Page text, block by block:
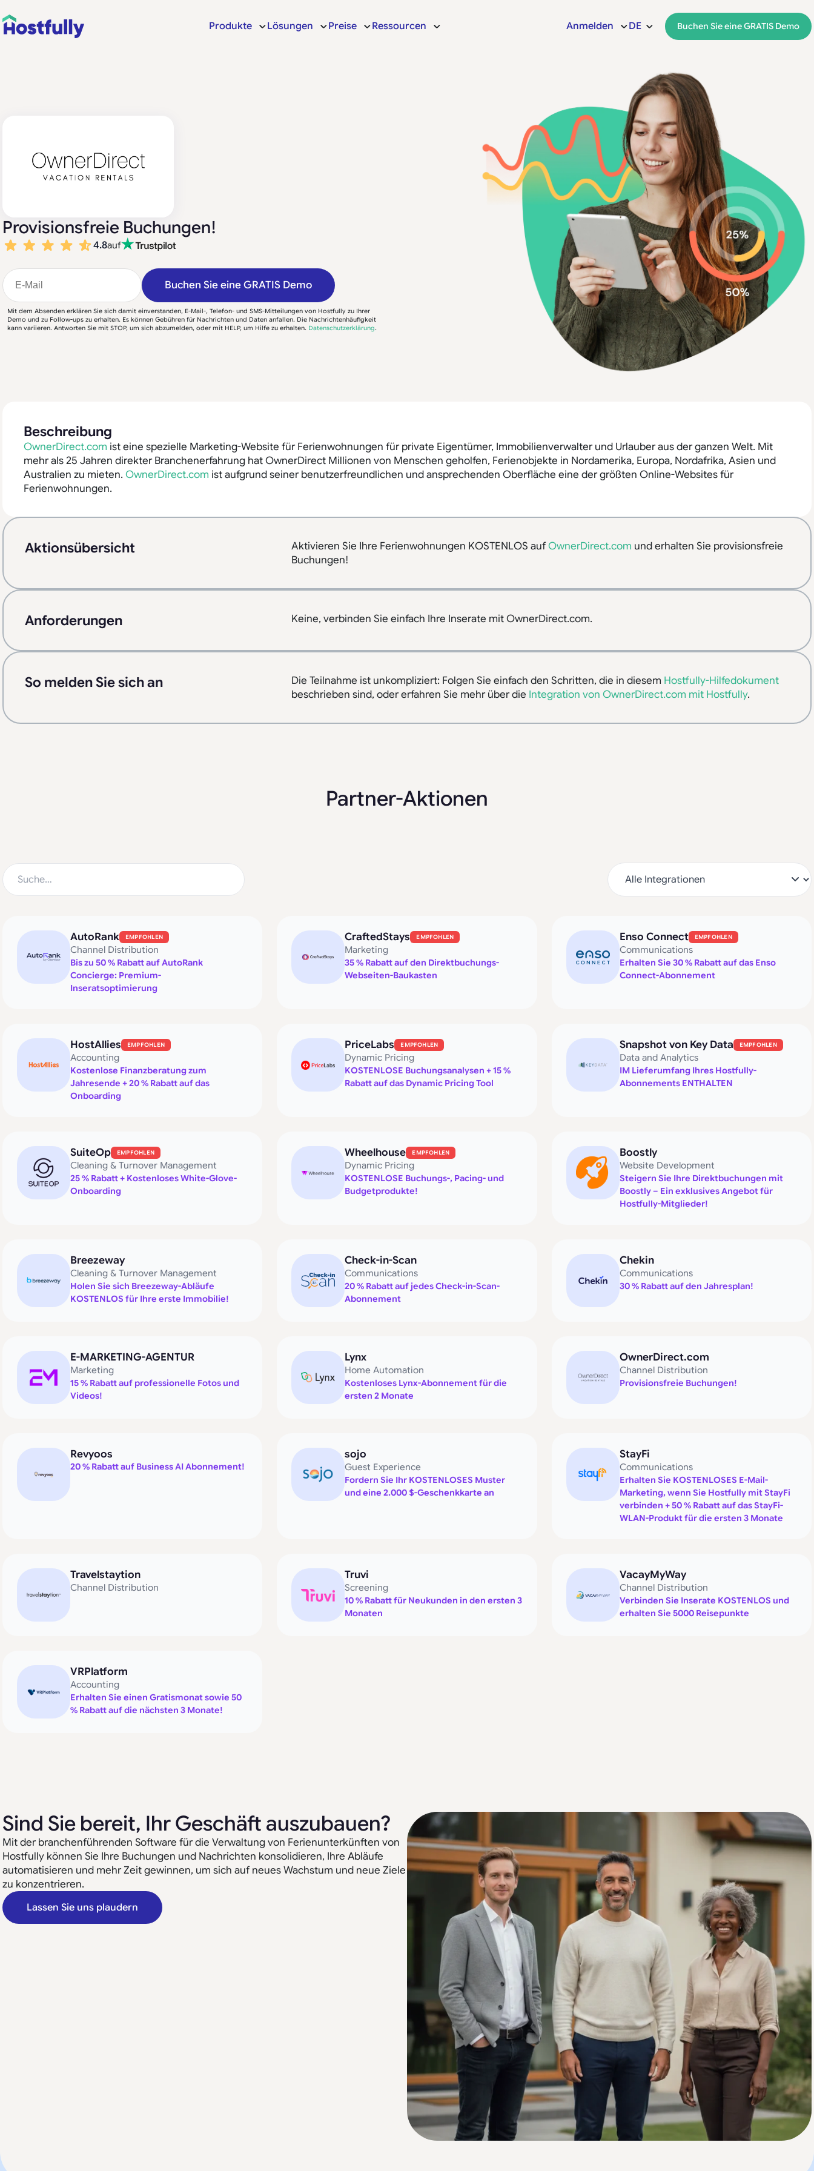
Produkte Lösungen Preise Ressourcen Anmelden DE Buchen Sie eine GRATIS Demo
Provisionsfreie Buchungen!
4.8auf
Buchen Sie eine GRATIS Demo
Mit dem Absenden erklären Sie sich damit einverstanden, E-Mail-, Telefon- und SMS-Mitteilungen von Hostfully zu Ihrer
Demo und zu Follow-ups zu erhalten. Es können Gebühren für Nachrichten und Daten anfallen. Die Nachrichtenhäufigkeit
kann variieren. Antworten Sie mit STOP, um sich abzumelden, oder mit HELP, um Hilfe zu erhalten. Datenschutzerklärung.
Beschreibung
OwnerDirect.com ist eine spezielle Marketing-Website für Ferienwohnungen für private Eigentümer, Immobilienverwalter und Urlauber aus der ganzen Welt. Mit
mehr als 25 Jahren direkter Branchenerfahrung hat OwnerDirect Millionen von Menschen geholfen, Ferienobjekte in Nordamerika, Europa, Nordafrika, Asien und
Australien zu mieten. OwnerDirect.com ist aufgrund seiner benutzerfreundlichen und ansprechenden Oberfläche eine der größten Online-Websites für
Ferienwohnungen.
Aktionsübersicht Aktivieren Sie Ihre Ferienwohnungen KOSTENLOS aufOwnerDirect.com und erhalten Sie provisionsfreie
Buchungen!
Anforderungen Keine, verbinden Sie einfach Ihre Inserate mit OwnerDirect.com.
So melden Sie sich an Die Teilnahme ist unkompliziert: Folgen Sie einfach den Schritten, die in diesem Hostfully-Hilfedokument
beschrieben sind, oder erfahren Sie mehr über die Integration von OwnerDirect.com mit Hostfully.
Partner-Aktionen
AutoRank EMPFOHLEN
Channel Distribution
Bis zu 50 % Rabatt auf AutoRank
Concierge: Premium-
Inseratsoptimierung
CraftedStays EMPFOHLEN
Marketing
35 % Rabatt auf den Direktbuchungs-
Webseiten-Baukasten
Enso Connect EMPFOHLEN
Communications
Erhalten Sie 30 % Rabatt auf das Enso
Connect-Abonnement
HostAllies EMPFOHLEN
Accounting
Kostenlose Finanzberatung zum
Jahresende + 20 % Rabatt auf das
Onboarding
PriceLabs EMPFOHLEN
Dynamic Pricing
KOSTENLOSE Buchungsanalysen + 15 %
Rabatt auf das Dynamic Pricing Tool
Snapshot von Key Data EMPFOHLEN
Data and Analytics
IM Lieferumfang Ihres Hostfully-
Abonnements ENTHALTEN
SuiteOp EMPFOHLEN
Cleaning & Turnover Management
25 % Rabatt + Kostenloses White-Glove-
Onboarding
Wheelhouse EMPFOHLEN
Dynamic Pricing
KOSTENLOSE Buchungs-, Pacing- und
Budgetprodukte!
Boostly
Website Development
Steigern Sie Ihre Direktbuchungen mit
Boostly – Ein exklusives Angebot für
Hostfully-Mitglieder!
Breezeway
Cleaning & Turnover Management
Holen Sie sich Breezeway-Abläufe
KOSTENLOS für Ihre erste Immobilie!
Check-in-Scan
Communications
20 % Rabatt auf jedes Check-in-Scan-
Abonnement
Chekin
Communications
30 % Rabatt auf den Jahresplan!
E-MARKETING-AGENTUR
Marketing
15 % Rabatt auf professionelle Fotos und
Videos!
Lynx
Home Automation
Kostenloses Lynx-Abonnement für die
ersten 2 Monate
OwnerDirect.com
Channel Distribution
Provisionsfreie Buchungen!
Revyoos
20 % Rabatt auf Business AI Abonnement!
sojo
Guest Experience
Fordern Sie Ihr KOSTENLOSES Muster
und eine 2.000 $-Geschenkkarte an
StayFi
Communications
Erhalten Sie KOSTENLOSES E-Mail-
Marketing, wenn Sie Hostfully mit StayFi
verbinden + 50 % Rabatt auf das StayFi-
WLAN-Produkt für die ersten 3 Monate
Travelstaytion
Channel Distribution
Truvi
Screening
10 % Rabatt für Neukunden in den ersten 3
Monaten
VacayMyWay
Channel Distribution
Verbinden Sie Inserate KOSTENLOS und
erhalten Sie 5000 Reisepunkte
VRPlatform
Accounting
Erhalten Sie einen Gratismonat sowie 50
% Rabatt auf die nächsten 3 Monate!
Sind Sie bereit, Ihr Geschäft auszubauen?
Mit der branchenführenden Software für die Verwaltung von Ferienunterkünften von
Hostfully können Sie Ihre Buchungen und Nachrichten konsolidieren, Ihre Abläufe
automatisieren und mehr Zeit gewinnen, um sich auf neues Wachstum und neue Ziele
zu konzentrieren.
Lassen Sie uns plaudern